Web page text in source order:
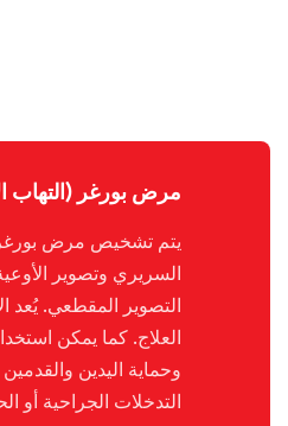
مرض بورغر (التهاب
يتم تشخيص مرض
السريري وتصوير
التصوير المقطعي. يُعد
العلاج. كما يمكن
وحماية اليدين
التدخلات الجراحية أو